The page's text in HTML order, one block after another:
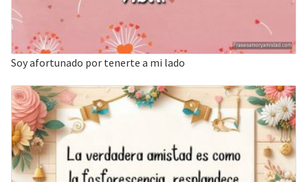
Soy afortunado por tenerte a mi lado